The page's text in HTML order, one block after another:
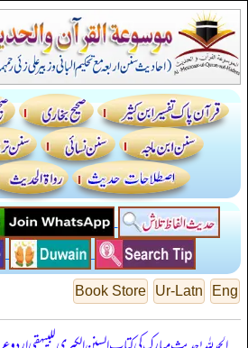
Eng
Ur-Latn
Book Store